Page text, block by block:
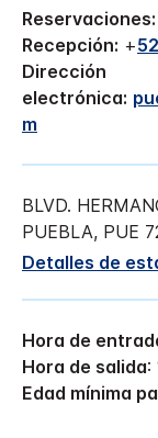
Reservaciones:
Recepción: +
Dirección
electrónica:
m
BLVD.
PUEBLA, PUE
Detalles de
Hora de
Hora de salida:
Edad mínima